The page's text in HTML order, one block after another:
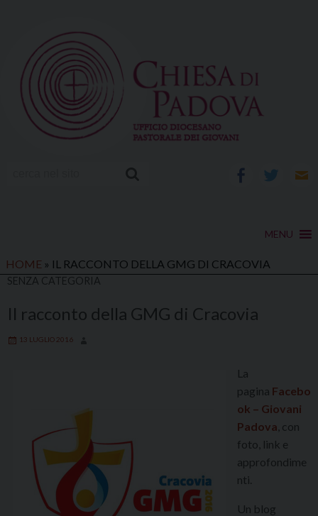
facebooktwittere-
HOME » IL RACCONTO DELLA GMG DI CRACOVIA
SENZA CATEGORIA
Il racconto della GMG di Cracovia
13 LUGLIO 2016
La
pagina Facebo
ok – Giovani
Padova , con
foto, link e
approfondime
nti.
Un blog